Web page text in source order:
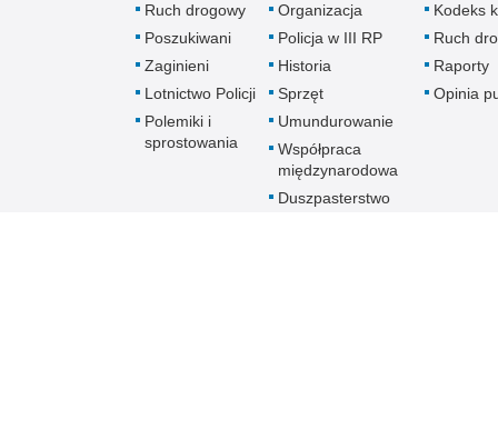
Ruch drogowy
Poszukiwani
Zaginieni
Lotnictwo Policji
Polemiki i
sprostowania
Organizacja
Policja w III RP
Historia
Sprzęt
Umundurowanie
Współpraca
międzynarodowa
Duszpasterstwo
Kodeks
Ruch
Raporty
Opinia